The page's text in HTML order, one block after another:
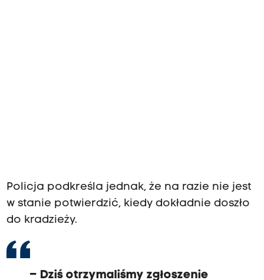
Policja podkreśla jednak, że na razie nie jest
w stanie potwierdzić, kiedy dokładnie doszło
do kradzieży.
– Dziś otrzymaliśmy zgłoszenie